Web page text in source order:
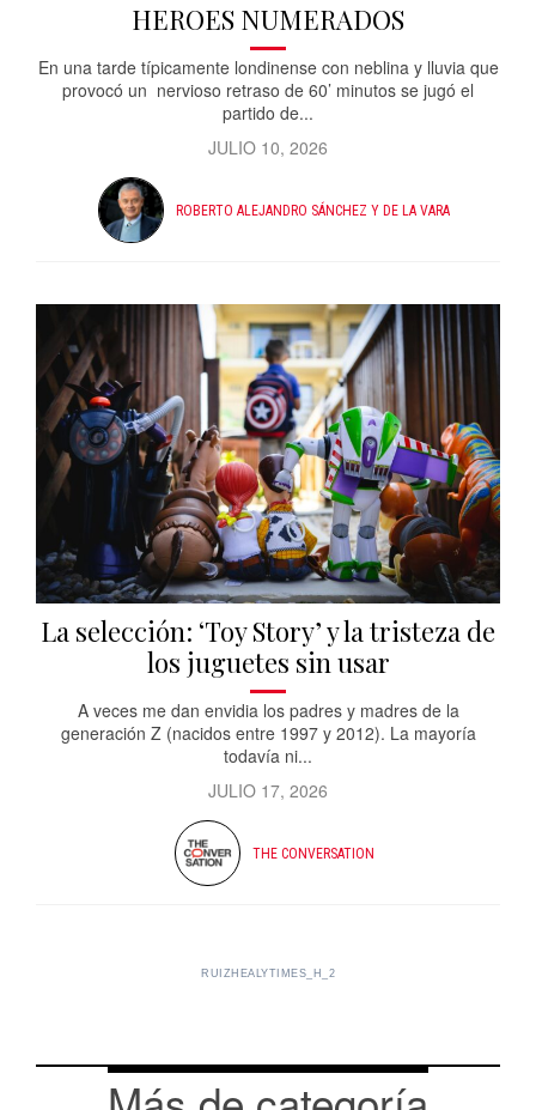
HEROES NUMERADOS
En una tarde típicamente londinense con neblina y lluvia que
provocó un nervioso retraso de 60’ minutos se jugó el
partido de...
JULIO 10, 2026
ROBERTO ALEJANDRO SÁNCHEZ Y DE LA VARA
La selección: ‘Toy Story’ y la tristeza de
los juguetes sin usar
A veces me dan envidia los padres y madres de la
generación Z (nacidos entre 1997 y 2012). La mayoría
todavía ni...
JULIO 17, 2026
THE CONVERSATION
RUIZHEALYTIMES_H_2